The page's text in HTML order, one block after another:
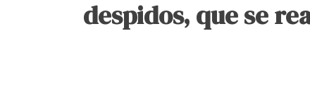
despidos, que se